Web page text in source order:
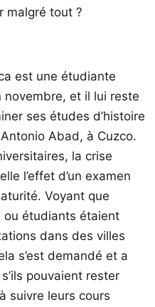
malgré tout ?
est une étudiante
novembre, et il lui reste
ses études d’histoire
Abad, à Cuzco.
la crise
l’effet d’un examen
Voyant que
ou étudiants étaient
dans des villes
s’est demandé et a
pouvaient rester
suivre leurs cours